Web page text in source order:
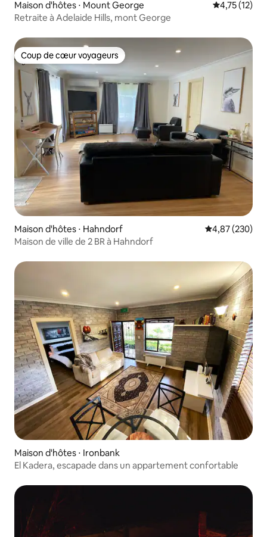
Maison d'hôtes ⋅ Mount George Évaluation
4,75 (12)
Retraite à Adelaide Hills, mont George
Coup de cœur voyageurs
Coup de cœur voyageurs
Maison d'hôtes ⋅ Hahndorf Évaluation
4,87 (230)
Maison de ville de 2 BR à Hahndorf
Maison d'hôtes ⋅ Ironbank
El Kadera, escapade dans un appartement confortable